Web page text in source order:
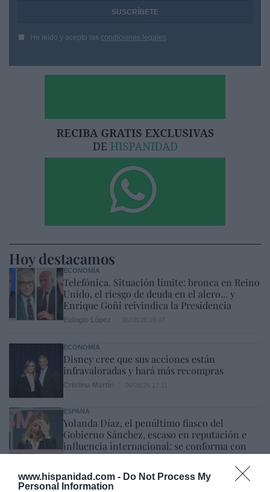
www.hispanidad.com - Do Not Process My
Personal Information
He leído y acepto las condiciones legales
Hoy destacamos
ECONOMÍA
Telefónica. Situación límite: bronca en Reino
Unido, el riesgo de deuda en el alero... y
Enrique Goñi reivindica la Presidencia
ECONOMÍA
Disney cree que sus acciones están
infravaloradas y hará más recompras
ESPAÑA
Yolanda Díaz, el penúltimo fiasco del
Gobierno Sánchez, escaso en reputación e
influencia internacional: se conforma con
ser la número dos de la OIT
Cristina Martín 06/08/26 12:41